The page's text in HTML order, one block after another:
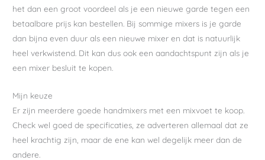
het dan een groot voordeel als je een nieuwe garde tegen een
betaalbare prijs kan bestellen. Bij sommige mixers is je garde
dan bijna even duur als een nieuwe mixer en dat is natuurlijk
heel verkwistend. Dit kan dus ook een aandachtspunt zijn als je
een mixer besluit te kopen.
Mijn keuze
Er zijn meerdere goede handmixers met een mixvoet te koop.
Check wel goed de specificaties, ze adverteren allemaal dat ze
heel krachtig zijn, maar de ene kan wel degelijk meer dan de
andere.